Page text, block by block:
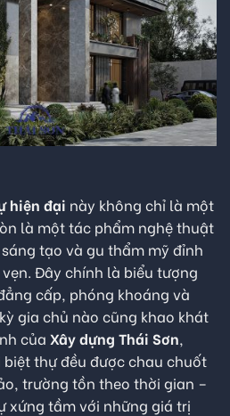
hiện đại này không chỉ là một
là một tác phẩm nghệ thuật
tạo và gu thẩm mỹ đỉnh
Đây chính là biểu tượng
cấp, phóng khoáng và
gia chủ nào cũng khao khát
của Xây dựng Thái Sơn,
thự đều được chau chuốt
trường tồn theo thời gian –
xứng tầm với những giá trị